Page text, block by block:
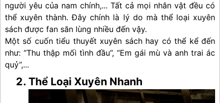
người yêu của nam chính,... Tất cả mọi nhân vật đều có
thể xuyên thành. Đây chính là lý do mà thể loại xuyên
sách được fan săn lùng nhiều đến vậy.
Một số cuốn tiểu thuyết xuyên sách hay có thể kể đến
như: “Thu thập mối tình đầu”, “Em gái mù và anh trai ác
quỷ”,...
Thể Loại Xuyên Nhanh